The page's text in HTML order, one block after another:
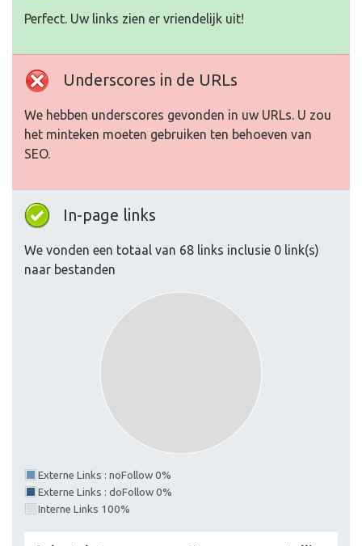
Perfect. Uw links zien er vriendelijk uit!
Underscores in de URLs
We hebben underscores gevonden in uw URLs. U zou
het minteken moeten gebruiken ten behoeven van
SEO.
In-page links
We vonden een totaal van 68 links inclusie 0 link(s)
naar bestanden
Externe Links : noFollow 0%
Externe Links : doFollow 0%
Interne Links 100%